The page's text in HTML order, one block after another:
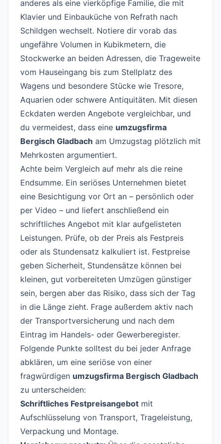
anderes als eine vierköpfige Familie, die mit
Klavier und Einbauküche von Refrath nach
Schildgen wechselt. Notiere dir vorab das
ungefähre Volumen in Kubikmetern, die
Stockwerke an beiden Adressen, die Trageweite
vom Hauseingang bis zum Stellplatz des
Wagens und besondere Stücke wie Tresore,
Aquarien oder schwere Antiquitäten. Mit diesen
Eckdaten werden Angebote vergleichbar, und
du vermeidest, dass eine umzugsfirma
Bergisch Gladbach am Umzugstag plötzlich mit
Mehrkosten argumentiert.
Achte beim Vergleich auf mehr als die reine
Endsumme. Ein seriöses Unternehmen bietet
eine Besichtigung vor Ort an – persönlich oder
per Video – und liefert anschließend ein
schriftliches Angebot mit klar aufgelisteten
Leistungen. Prüfe, ob der Preis als Festpreis
oder als Stundensatz kalkuliert ist. Festpreise
geben Sicherheit, Stundensätze können bei
kleinen, gut vorbereiteten Umzügen günstiger
sein, bergen aber das Risiko, dass sich der Tag
in die Länge zieht. Frage außerdem aktiv nach
der Transportversicherung und nach dem
Eintrag im Handels- oder Gewerberegister.
Folgende Punkte solltest du bei jeder Anfrage
abklären, um eine seriöse von einer
fragwürdigen umzugsfirma Bergisch Gladbach
zu unterscheiden:
Schriftliches Festpreisangebot mit
Aufschlüsselung von Transport, Trageleistung,
Verpackung und Montage.